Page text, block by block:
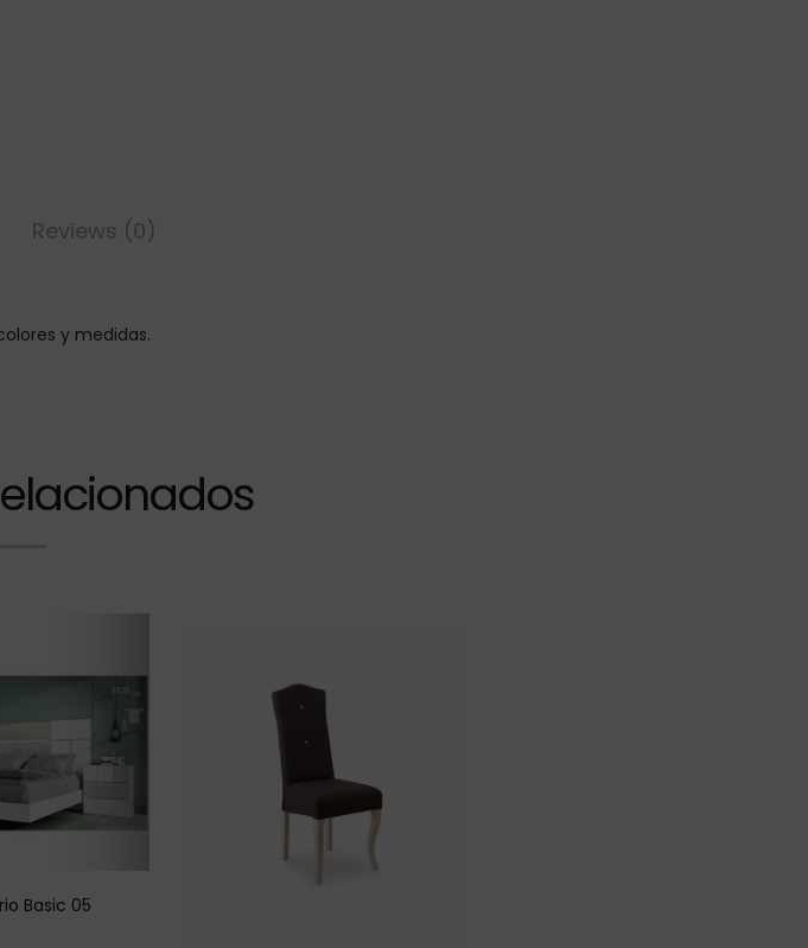
Reviews (0)
y medidas.
Basic 05